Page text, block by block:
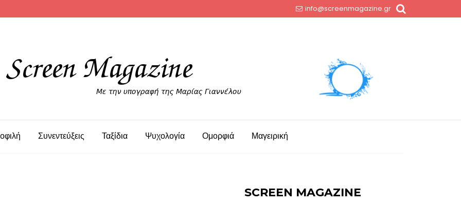
info@screenmagazine.gr
Συνεντεύξεις Ταξίδια Ψυχολογία Ομορφιά Μαγειρική
SCREEN MAGAZINE